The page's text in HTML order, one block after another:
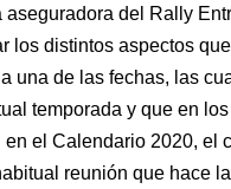
aseguradora del Rally
los distintos aspectos
una de las fechas, las
temporada y que en
el Calendario 2020, el
reunión que hace la